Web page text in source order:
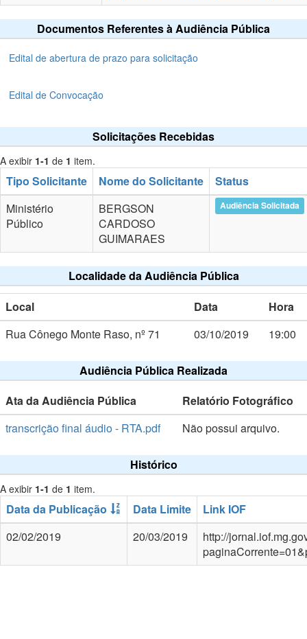
Documentos Referentes à Audiência Pública
Edital de abertura de prazo para solicitação
Edital de Convocação
Solicitações Recebidas
A exibir 1-1 de 1 item.
Tipo Solicitante Nome do Solicitante
Status
Ministério
Público
BERGSON
CARDOSO
GUIMARAES
Audiência Solicitada
Localidade da Audiência Pública
Local
Data
Hora
Rua Cônego Monte Raso, nº 71
03/10/2019 19:00
Audiência Pública Realizada
Ata da Audiência Pública
Relatório Fotográfico
transcrição final áudio - RTA.pdf
Não possui arquivo.
Histórico
A exibir 1-1 de 1 item.
Data da Publicação Data Limite
Link IOF
02/02/2019
20/03/2019
http://